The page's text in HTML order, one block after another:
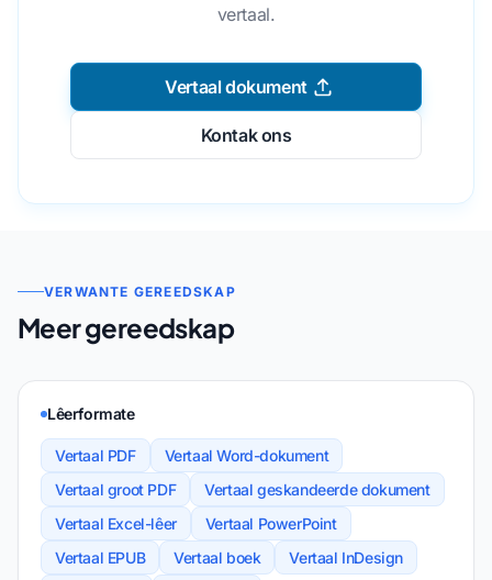
vertaal.
Vertaal dokument
Kontak ons
VERWANTE GEREEDSKAP
Meer gereedskap
Lêerformate
Vertaal PDF
Vertaal Word-dokument
Vertaal groot PDF
Vertaal geskandeerde dokument
Vertaal Excel-lêer
Vertaal PowerPoint
Vertaal EPUB
Vertaal boek
Vertaal InDesign